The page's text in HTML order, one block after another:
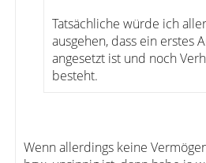
Tatsächliche würde ich
ausgehen, dass ein erstes
angesetzt ist und noch
besteht.
Wenn allerdings keine